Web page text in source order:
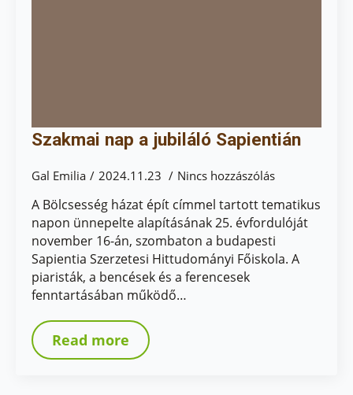
Szakmai nap a jubiláló Sapientián
Gal Emilia 2024.11.23 Nincs hozzászólás
A Bölcsesség házat épít címmel tartott tematikus
napon ünnepelte alapításának 25. évfordulóját
november 16-án, szombaton a budapesti
Sapientia Szerzetesi Hittudományi Főiskola. A
piaristák, a bencések és a ferencesek
fenntartásában működő…
Read more